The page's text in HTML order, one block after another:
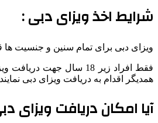
شرایط اخذ ویزای دبی :
ویزای دبی برای تمام سنین و جنسیت ها
فقط افراد زیر 18 سال
همدیگر اقدام به دریافت ویزای دبی
آیا امکان دریافت ویزای